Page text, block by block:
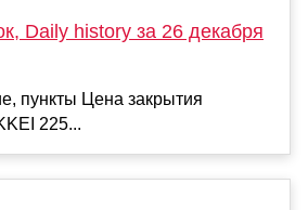
Daily history за 26 декабря
пункты Цена закрытия
225...